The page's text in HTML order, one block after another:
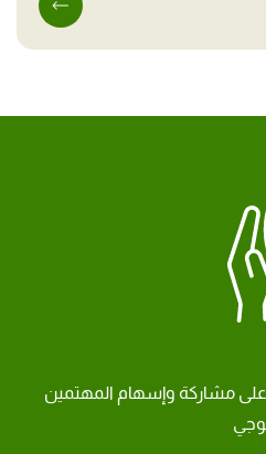
على مشاركة وإسهام المهتمين